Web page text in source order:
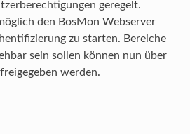
geregelt.
den BosMon Webserver
zu starten. Bereiche
sein sollen können nun über
werden.